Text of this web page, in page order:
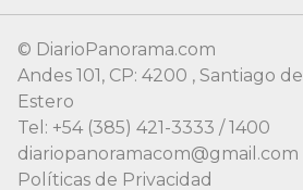
© DiarioPanorama.com
Andes 101, CP: 4200 , Santiago del
Estero
Tel: +54 (385) 421-3333 / 1400
diariopanoramacom@gmail.com
Políticas de Privacidad